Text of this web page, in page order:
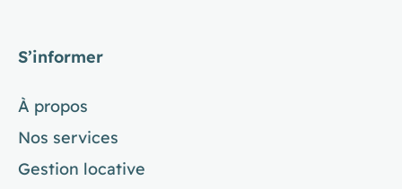
S’informer
À propos
Nos services
Gestion locative